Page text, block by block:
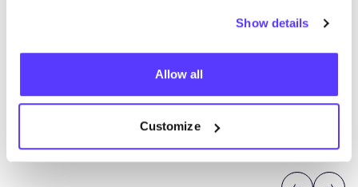
Show details
Allow all
Customize